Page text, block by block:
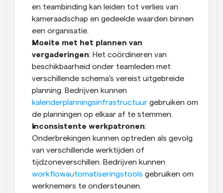
en teambinding kan leiden tot verlies van
kameraadschap en gedeelde waarden binnen
een organisatie.
Moeite met het plannen van
vergaderingen: Het coördineren van
beschikbaarheid onder teamleden met
verschillende schema's vereist uitgebreide
kalenderplanningsinfrastructuur gebruiken om
de planningen op elkaar af te stemmen.
Inconsistente werkpatronen:
Onderbrekingen kunnen optreden als gevolg
van verschillende werktijden of
workflowautomatiseringstools gebruiken om
werknemers te ondersteunen.